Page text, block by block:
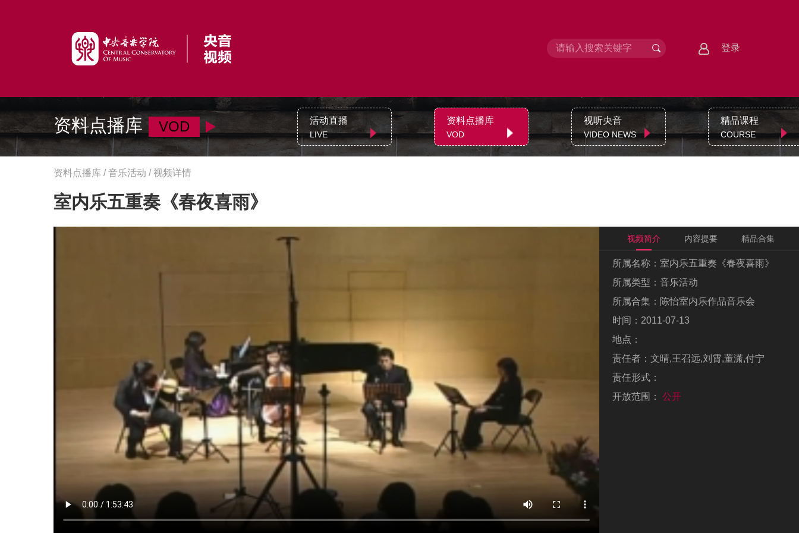
登录
资料点播库 VOD 活动直播
LIVE
资料点播库
VOD
视听央音
VIDEO NEWS
精品课程
COURSE
资料点播库 / 音乐活动 / 视频详情
室内乐五重奏《春夜喜雨》
视频简介 内容提要 精品合集
所属名称： 室内乐五重奏《春夜喜雨》
所属类型： 音乐活动
所属合集： 陈怡室内乐作品音乐会
时间： 2011-07-13
地点：
责任者： 文晴,王召远,刘霄,董潇,付宁
责任形式：
开放范围：
公开